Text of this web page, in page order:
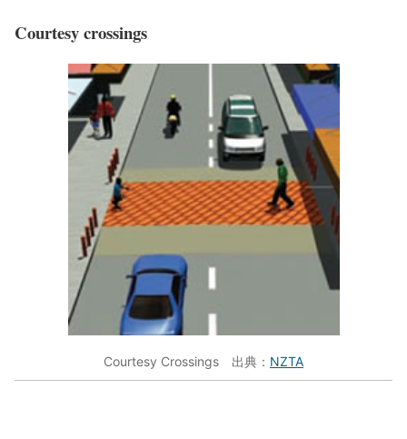
Courtesy crossings
Courtesy Crossings 出典： NZTA